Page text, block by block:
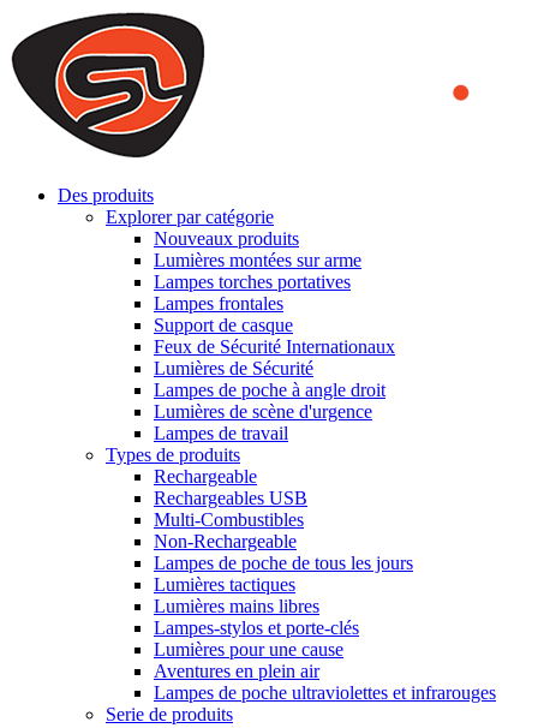
We use cookies to ensure that we provide you the best experience
on our website. By continuing to browse this website, you accept
that cookies are used to help us analyze how the website is used and
to offer you a better experience. To learn more or to find out how
you can disable cookies, you can access our
Des produits
Explorer par catégorie
Nouveaux produits
Lumières montées sur arme
Lampes torches portatives
Lampes frontales
Support de casque
Feux de Sécurité Internationaux
Lumières de Sécurité
Lampes de poche à angle droit
Lumières de scène d'urgence
Lampes de travail
Types de produits
Rechargeable
Rechargeables USB
Multi-Combustibles
Non-Rechargeable
Lampes de poche de tous les jours
Lumières tactiques
Lumières mains libres
Lampes-stylos et porte-clés
Lumières pour une cause
Aventures en plein air
Lampes de poche ultraviolettes et infrarouges
Serie de produits